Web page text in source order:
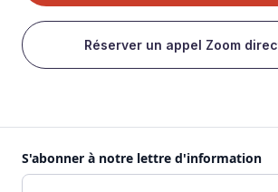
Réserver un appel Zoom
S'abonner à notre lettre d'information